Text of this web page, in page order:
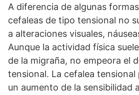
A diferencia de algunas
cefaleas de tipo tensional no
a alteraciones visuales,
Aunque la actividad física
de la migraña, no empeora el
tensional. La cefalea
un aumento de la sensibilidad